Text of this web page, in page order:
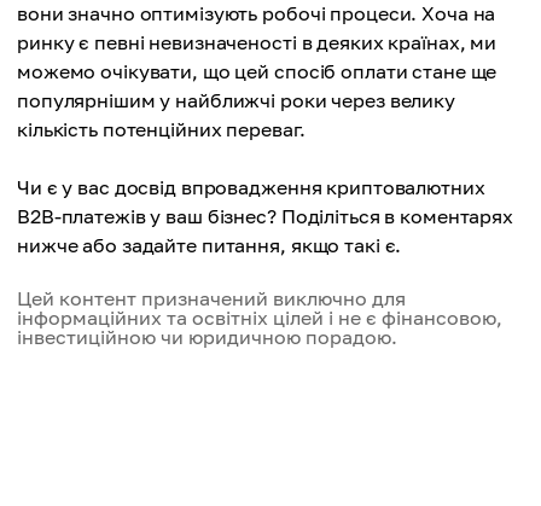
вони значно оптимізують робочі процеси. Хоча на
ринку є певні невизначеності в деяких країнах, ми
можемо очікувати, що цей спосіб оплати стане ще
популярнішим у найближчі роки через велику
кількість потенційних переваг.
Чи є у вас досвід впровадження криптовалютних
B2B-платежів у ваш бізнес? Поділіться в коментарях
нижче або задайте питання, якщо такі є.
Цей контент призначений виключно для
інформаційних та освітніх цілей і не є фінансовою,
інвестиційною чи юридичною порадою.